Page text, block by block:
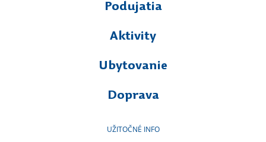
Podujatia
Aktivity
Ubytovanie
Doprava
UŽITOČNÉ INFO